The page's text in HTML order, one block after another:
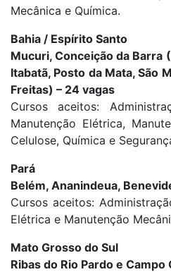
Mecânica e Química.
Bahia / Espírito Santo
Mucuri, Conceição da Barra
Itabatã, Posto da Mata, São
Freitas) – 24 vagas
Cursos aceitos:
Manutenção Elétrica,
Celulose, Química e
Pará
Belém, Ananindeua,
Cursos aceitos:
Elétrica e Manutenção
Mato Grosso do Sul
Ribas do Rio Pardo e Campo